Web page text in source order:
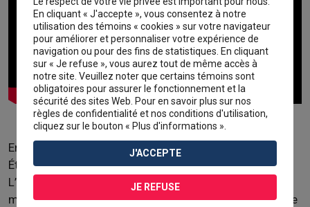
En 1866, à l’issue de la guerre civile américaine, les
États-Unis mettent fin au traité de réciprocité.
L’annulation de ce traité découle principalement de la
montée en popularité duprotectionnismeauprès d’une
En cliquant « J'accepte », vous consentez à notre
utilisation des témoins « cookies » sur votre navigateur
pour améliorer et personnaliser votre expérience de
navigation ou pour des fins de statistiques. En cliquant
sur « Je refuse », vous aurez tout de même accès à
notre site. Veuillez noter que certains témoins sont
obligatoires pour assurer le fonctionnement et la
sécurité des sites Web. Pour en savoir plus sur nos
règles de confidentialité et nos conditions d'utilisation,
cliquez sur le bouton « Plus d'informations ».
J'ACCEPTE
JE REFUSE